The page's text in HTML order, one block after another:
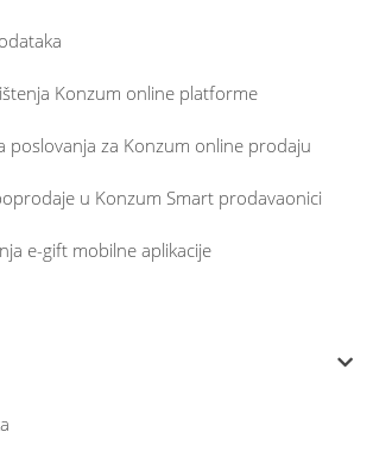
Konzum online platforme
poslovanja za Konzum online prodaju
u Konzum Smart prodavaonici
e-gift mobilne aplikacije